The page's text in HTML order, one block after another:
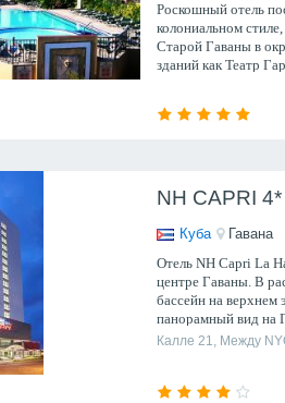
Роскошный отель
колониальном
Старой Гаваны в
зданий как Театр
NH CAPRI 4*
Куба
Гавана
Отель NH Capri La
центре Гаваны. В
бассейн на верхнем
панорамный вид на
зал, сауна и
Калле 21, Между